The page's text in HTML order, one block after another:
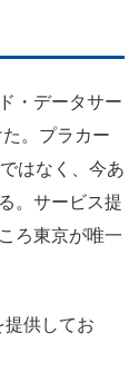
・データサー
。プラカー
はなく、今あ
。サービス提
ろ東京が唯一
供してお